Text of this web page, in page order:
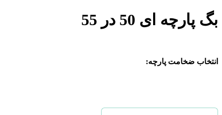
بگ پارچه ای 50 در 55
انتخاب ضخامت پارچه: